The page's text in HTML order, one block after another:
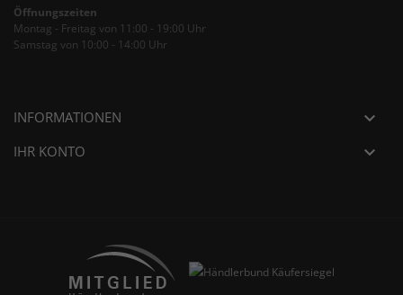
Öffnungszeiten
Montag - Freitag von 11:00 - 19:00 Uhr
Samstag von 10:00 - 14:00 Uhr
INFORMATIONEN 
IHR KONTO 